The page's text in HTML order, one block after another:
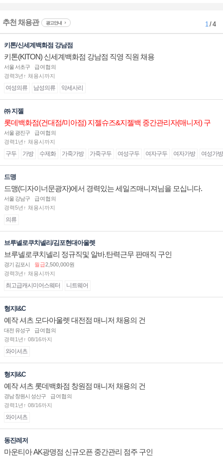
추천 채용관 광고안내 1/ 4
키톤/신세계백화점 강남점
키톤(KITON) 신세계백화점 강남점 직영 직원 채용
서울 서초구
급여협의
경력3년↑ 채용시까지
여성의류 남성의류 악세사리
㈜ 지젤
롯데백화점(건대점/미아점) 지젤슈즈&지젤백 중간관리자(매니저) 구
인합니다
서울 광진구
급여협의
경력1년↑ 채용시까지
구두 가방 수제화 가죽가방 가죽구두 여성구두 여자구두 여자가방 여성가방
드맹
드맹(디자이너문광자)에서 경력있는 세일즈매니져님을 모십니다.
서울 강남구
급여협의
경력5년↑ 채용시까지
의류
브루넬로쿠치넬리/김포현대아울렛
브루넬로쿠치넬리 정규직및 알바.탄력근무 판매직 구인
경기 김포시 월급2,500,000원
경력3년↑ 채용시까지
최고급캐시미어스웨터 니트웨어
형지I&C
예작 셔츠 모다아울렛 대전점 매니저 채용의 건
대전 유성구
급여협의
경력1년↑ 08/16까지
와이셔츠
형지I&C
예작 셔츠 롯데백화점 창원점 매니저 채용의 건
경남 창원시 성산구
급여협의
경력1년↑ 08/16까지
와이셔츠
동진레저
마운티아 AK광명점 신규오픈 중간관리 점주 구인